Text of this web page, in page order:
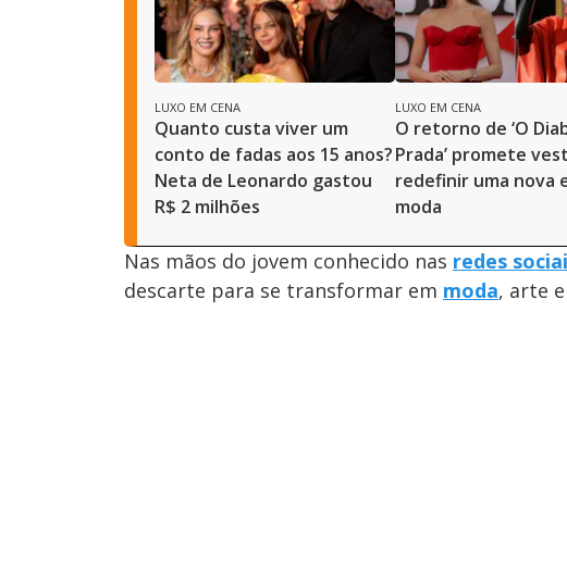
LUXO EM CENA
Quanto custa viver um
conto de fadas aos 15 anos?
Neta de Leonardo gastou
R$ 2 milhões
LUXO EM CENA
O retorno de ‘O
Prada’ promete
redefinir uma nova
moda
Nas mãos do jovem conhecido nas redes
descarte para se transformar em moda, arte